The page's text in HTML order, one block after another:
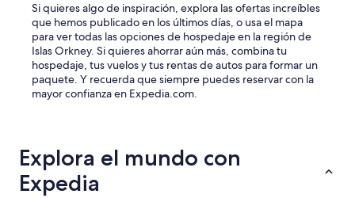
Si quieres algo de inspiración, explora las ofertas increíbles
que hemos publicado en los últimos días, o usa el mapa
para ver todas las opciones de hospedaje en la región de
Islas Orkney. Si quieres ahorrar aún más, combina tu
hospedaje, tus vuelos y tus rentas de autos para formar un
paquete. Y recuerda que siempre puedes reservar con la
mayor confianza en Expedia.com.
Explora el mundo con
Expedia